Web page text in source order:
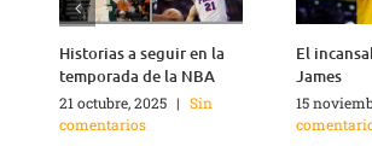
Historias a seguir en la
temporada de la NBA
21 octubre, 2025 | Sin
comentarios
El
James
15